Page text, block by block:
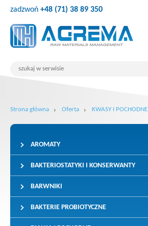
zadzwoń +48 (71) 38 89 350
Strona główna Oferta KWASY I POCHODNE
AROMATY
BAKTERIOSTATYKI I KONSERWANTY
BARWNIKI
BAKTERIE PROBIOTYCZNE